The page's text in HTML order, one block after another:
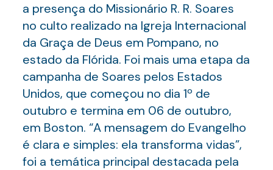
a presença do Missionário R. R. Soares
no culto realizado na Igreja Internacional
da Graça de Deus em Pompano, no
estado da Flórida. Foi mais uma etapa da
campanha de Soares pelos Estados
Unidos, que começou no dia 1º de
outubro e termina em 06 de outubro,
em Boston. “A mensagem do Evangelho
é clara e simples: ela transforma vidas”,
foi a temática principal destacada pela